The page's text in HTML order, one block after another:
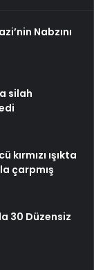
Nabzını
silah
kırmızı ışıkta
çarpmış
30 Düzensiz